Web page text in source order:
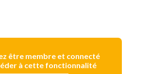
être membre et connecté
à cette fonctionnalité